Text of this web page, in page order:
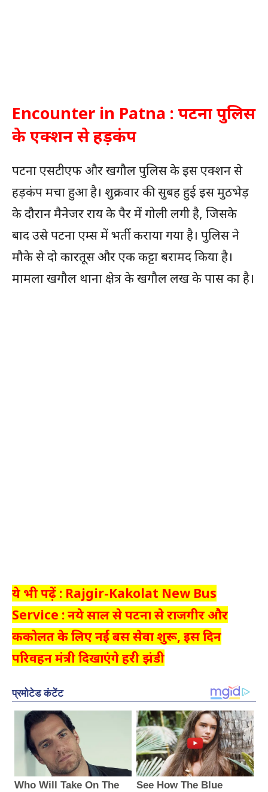
Encounter in Patna : पटना पुलिस
के एक्शन से हड़कंप
पटना एसटीएफ और खगौल पुलिस के इस एक्शन से
हड़कंप मचा हुआ है। शुक्रवार की सुबह हुई इस मुठभेड़
के दौरान मैनेजर राय के पैर में गोली लगी है, जिसके
बाद उसे पटना एम्स में भर्ती कराया गया है। पुलिस ने
मौके से दो कारतूस और एक कट्टा बरामद किया है।
मामला खगौल थाना क्षेत्र के खगौल लख के पास का है।
ये भी पढ़ें : Rajgir-Kakolat New Bus
Service : नये साल से पटना से राजगीर और
ककोलत के लिए नई बस सेवा शुरू, इस दिन
परिवहन मंत्री दिखाएंगे हरी झंडी